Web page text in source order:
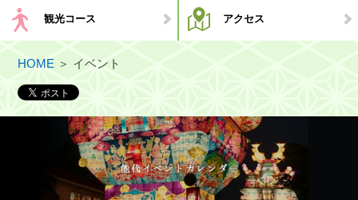
食べる
観光スポット
・モデルコース
・観光ガイド
・ツアー
観光コース アクセス
HOME ＞ イベント